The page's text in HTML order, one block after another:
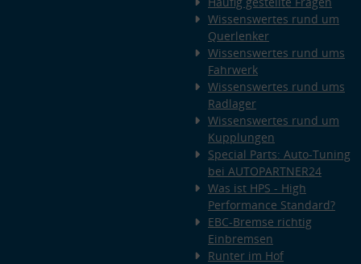
Wissenswertes rund um
Querlenker
Wissenswertes rund ums
Fahrwerk
Wissenswertes rund ums
Radlager
Wissenswertes rund um
Kupplungen
Special Parts: Auto-Tuning
bei AUTOPARTNER24
Was ist HPS - High
Performance Standard?
EBC-Bremse richtig
Einbremsen
Runter im Hof